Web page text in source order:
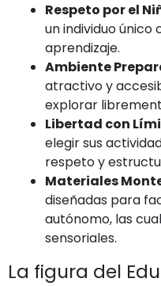
Respeto por el
un individuo
aprendizaje.
Ambiente
atractivo y
explorar
Libertad con
elegir sus
respeto y
Materiales
diseñadas para
autónomo, las
sensoriales.
La figura del